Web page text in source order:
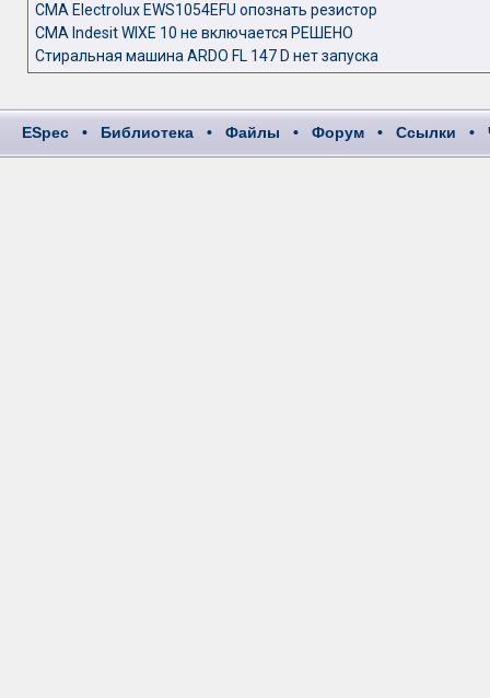
СМА Electrolux EWS1054EFU опознать резистор
СМА Indesit WIXE 10 не включается РЕШЕНО
Стиральная машина ARDO FL 147 D нет запуска
ESpec • Библиотека • Файлы • Форум • Ссылки •